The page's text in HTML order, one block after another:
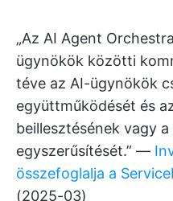
„Az AI Agent
ügynökök közötti
téve az AI-ügynökök
együttműködését és
beillesztésének vagy
egyszerűsítését.” —
összefoglalja a
(2025-03)